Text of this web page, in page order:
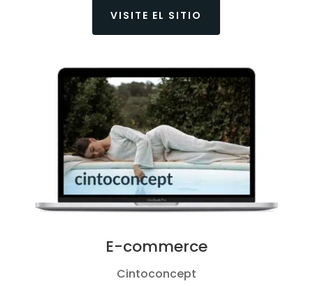
VISITE EL SITIO
E-commerce
Cintoconcept